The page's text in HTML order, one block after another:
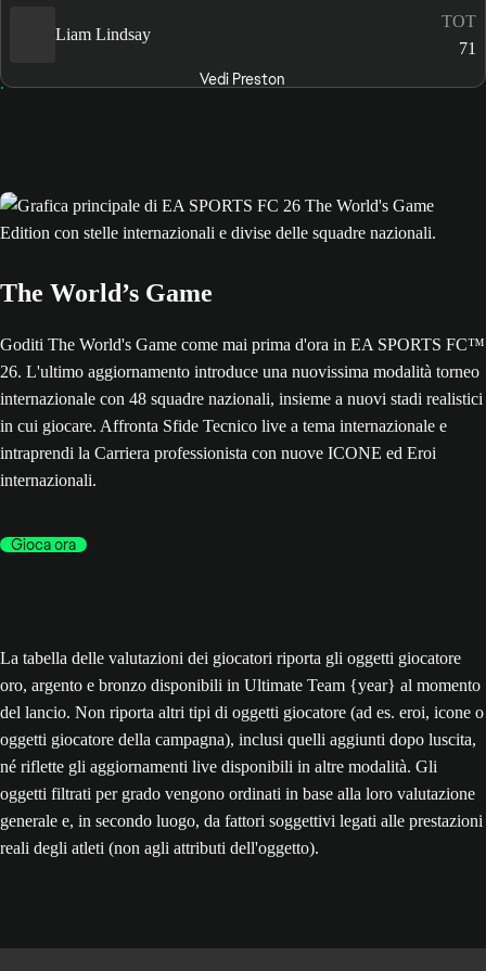
Liam Lindsay
TOT
71
Vedi Preston
The World’s Game
Goditi The World's Game come mai prima d'ora in EA SPORTS FC™
26. L'ultimo aggiornamento introduce una nuovissima modalità torneo
internazionale con 48 squadre nazionali, insieme a nuovi stadi realistici
in cui giocare. Affronta Sfide Tecnico live a tema internazionale e
intraprendi la Carriera professionista con nuove ICONE ed Eroi
internazionali.
Gioca ora
La tabella delle valutazioni dei giocatori riporta gli oggetti giocatore
oro, argento e bronzo disponibili in Ultimate Team {year} al momento
del lancio. Non riporta altri tipi di oggetti giocatore (ad es. eroi, icone o
oggetti giocatore della campagna), inclusi quelli aggiunti dopo luscita,
né riflette gli aggiornamenti live disponibili in altre modalità. Gli
oggetti filtrati per grado vengono ordinati in base alla loro valutazione
generale e, in secondo luogo, da fattori soggettivi legati alle prestazioni
reali degli atleti (non agli attributi dell'oggetto).